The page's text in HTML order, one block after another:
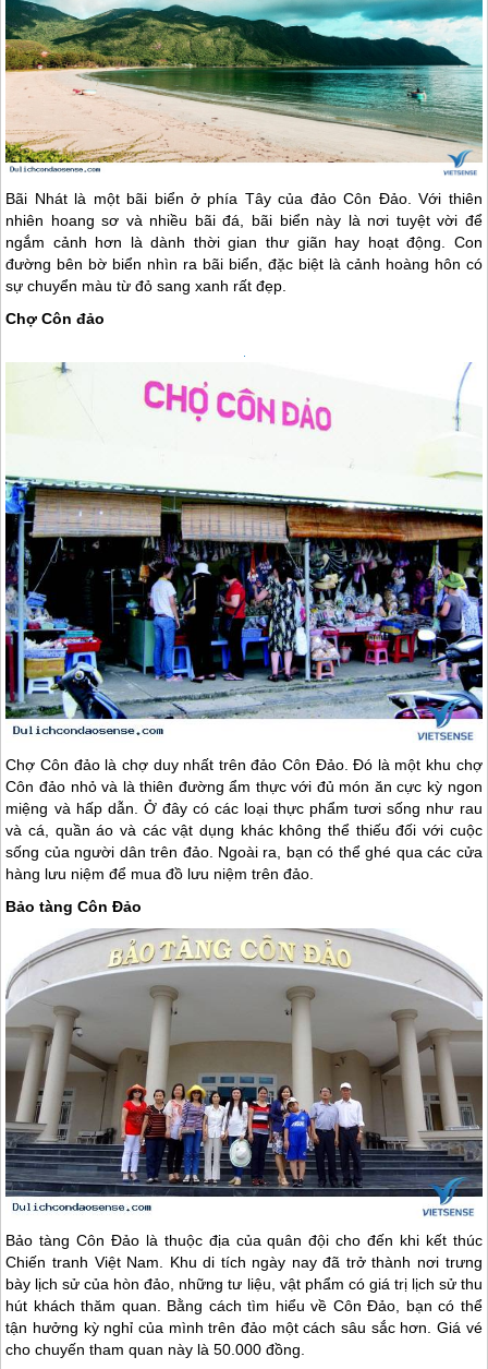
Bãi Nhát là một bãi biển ở phía Tây của đảoCôn Đảo. Với thiên
nhiên hoang sơ và nhiều bãi đá, bãi biển này là nơi tuyệt vời để
ngắm cảnh hơn là dành thời gian thư giãn hay hoạt động. Con
đường bên bờ biển nhìn ra bãi biển, đặc biệt là cảnh hoàng hôn có
sự chuyển màu từ đỏ sang xanh rất đẹp.
Chợ Côn đảo
ChợCôn đảolà chợ duy nhất trên đảo Côn Đảo. Đó là một khu chợ
Côn đảo nhỏ và là thiên đường ẩm thực với đủ món ăn cực kỳ ngon
miệng và hấp dẫn. Ở đây có các loại thực phẩm tươi sống như rau
và cá, quần áo và các vật dụng khác không thể thiếu đối với cuộc
sống của người dân trên đảo. Ngoài ra, bạn có thể ghé qua các cửa
hàng lưu niệm để mua đồ lưu niệm trên đảo.
Bảo tàng Côn Đảo
Bảo tàngCôn Đảo là thuộc địa của quân đội cho đến khi kết thúc
Chiến tranh Việt Nam. Khu di tích ngày nay đã trở thành nơi trưng
bày lịch sử của hòn đảo, những tư liệu, vật phẩm có giá trị lịch sử thu
hút khách thăm quan. Bằng cách tìm hiểu về Côn Đảo , bạn có thể
tận hưởng kỳ nghỉ của mình trên đảo một cách sâu sắc hơn. Giá vé
cho chuyến tham quan này là 50.000 đồng.